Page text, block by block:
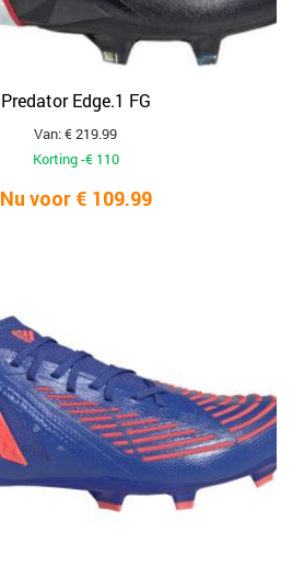
Predator Edge.1 FG
Van: € 219.99
Korting -€ 110
Nu voor € 109.99